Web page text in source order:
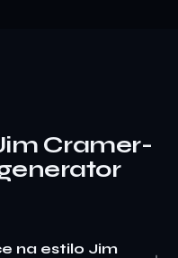
Cramer-
na estilo Jim